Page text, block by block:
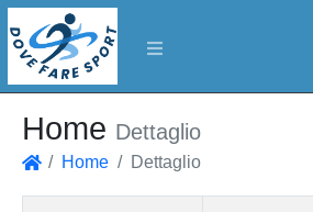
Home Dettaglio
Home Dettaglio